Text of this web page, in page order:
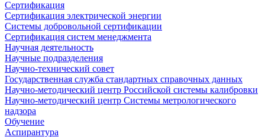
Сертификация
Сертификация электрической энергии
Системы добровольной сертификации
Сертификация систем менеджмента
Научная деятельность
Научные подразделения
Научно-технический совет
Государственная служба стандартных справочных данных
Научно-методический центр Российской системы калибровки
Научно-методический центр Системы метрологического
надзора
Обучение
Аспирантура